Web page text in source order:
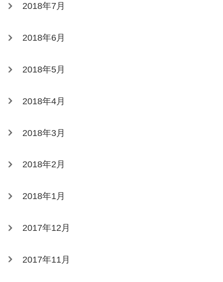
2018年7月
2018年6月
2018年5月
2018年4月
2018年3月
2018年2月
2018年1月
2017年12月
2017年11月